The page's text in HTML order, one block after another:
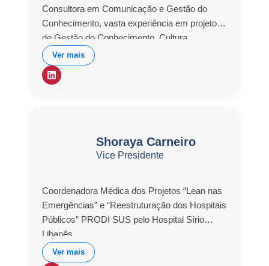
Consultora em Comunicação e Gestão do
Conhecimento, vasta experiência em projetos
de Gestão do Conhecimento, Cultura
Organizacional, Planejamento Estratégico e
Gestão de Mudança. Participou dos projetos
Gestão de Mudança e Comunicação –
Educacional de Fernandópolis. Gestão do
Conhecimento e Desenvolvimento de
Ver mais
Shoraya Carneiro
Vice Presidente
Coordenadora Médica dos Projetos “Lean nas
Emergências” e “Reestruturação dos Hospitais
Públicos” PRODI SUS pelo Hospital Sírio
Libanês.
Ver mais